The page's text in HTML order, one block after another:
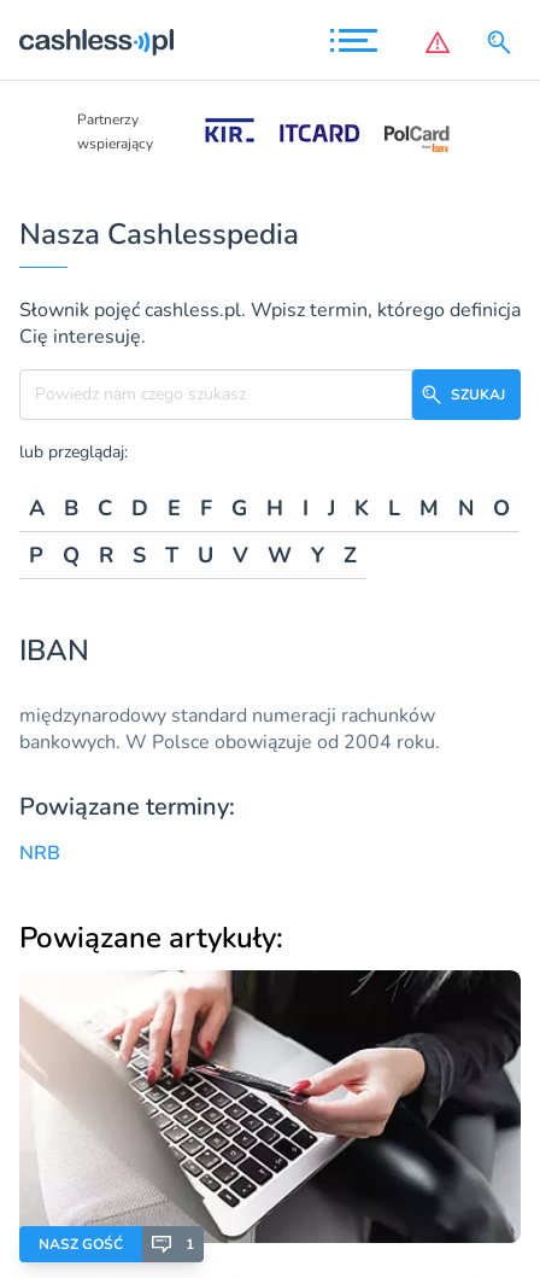
Partnerzy
wspierający
Nasza Cashlesspedia
Słownik pojęć cashless.pl. Wpisz termin, którego definicja
Cię interesuję.
Szukane hasło
SZUKAJ
lub przeglądaj:
A B C D E F G H I J K L M N
O
P
Q R S T U V W Y Z
IBAN
międzynarodowy standard numeracji rachunków
bankowych. W Polsce obowiązuje od 2004 roku.
Powiązane terminy:
NRB
Powiązane artykuły:
NASZ GOŚĆ 1